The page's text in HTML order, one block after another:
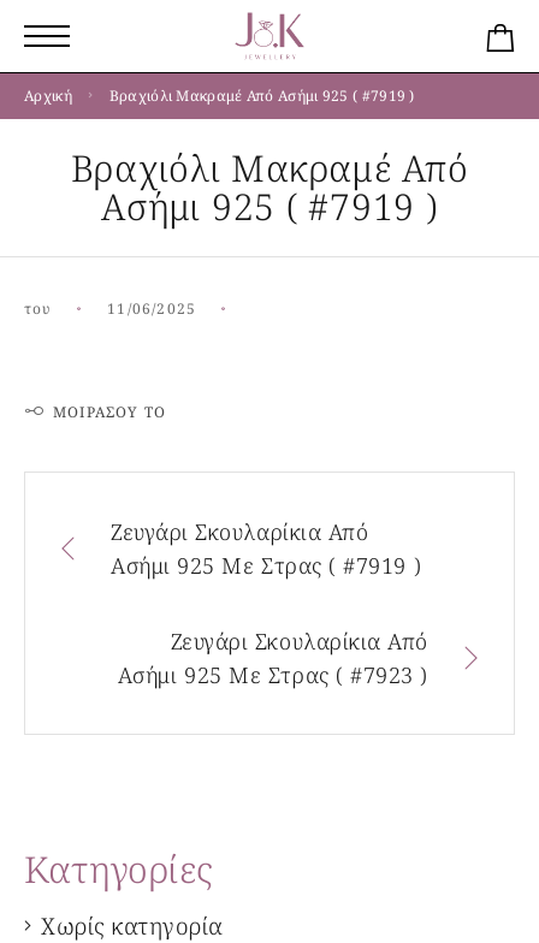
Αρχική Βραχιόλι Μακραμέ Από Ασήμι 925 ( #7919 )
Βραχιόλι Μακραμέ Από
Ασήμι 925 ( #7919 )
του 11/06/2025
ΜΟΙΡΆΣΟΥ ΤΟ
Ζευγάρι Σκουλαρίκια Από
Ασήμι 925 Με Στρας ( #7919 )
Ζευγάρι Σκουλαρίκια Από
Ασήμι 925 Με Στρας ( #7923 )
Kατηγορίες
Χωρίς κατηγορία